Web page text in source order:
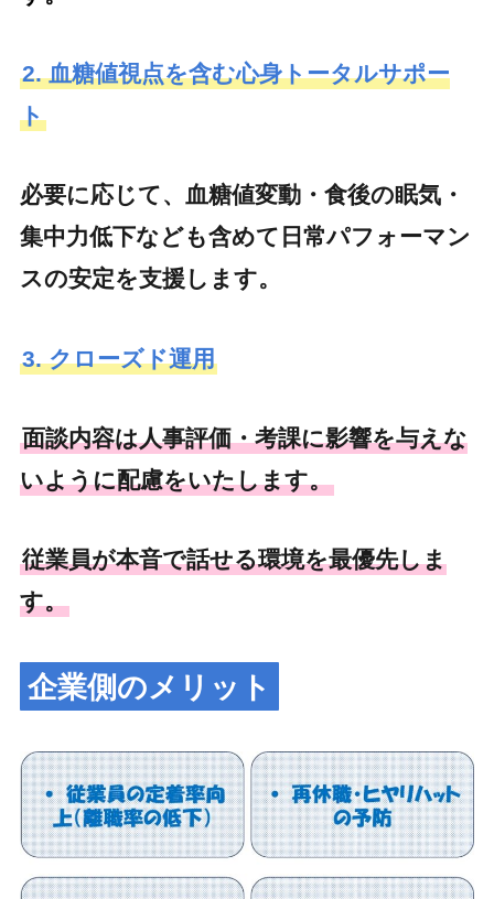
2. 血糖値視点を含む心身トータルサポー
ト
必要に応じて、血糖値変動・食後の眠気・
集中力低下なども含めて日常パフォーマン
スの安定を支援します。
3. クローズド運用
面談内容は人事評価・考課に影響を与えな
いように配慮をいたします。
従業員が本音で話せる環境を最優先しま
す。
企業側のメリット